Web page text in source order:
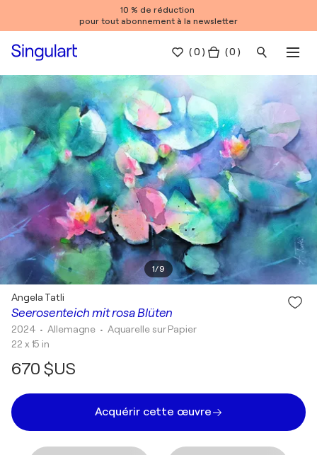
10 % de réduction
pour tout abonnement à la newsletter
(0 ) ( 0 )
1/9
Seerosenteich mit rosa Blüten
Angela Tatli
2024 • Allemagne • Aquarelle sur Papier
22 x 15 in
670 $US
Acquérir cette œuvre